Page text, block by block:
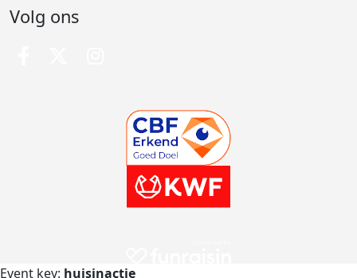
Volg ons
Event key: huisinactie